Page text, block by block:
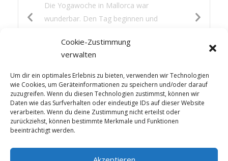
Cookie-Zustimmung
verwalten
Um dir ein optimales Erlebnis zu bieten, verwenden wir Technologien
wie Cookies, um Geräteinformationen zu speichern und/oder darauf
zuzugreifen. Wenn du diesen Technologien zustimmst, können wir
Daten wie das Surfverhalten oder eindeutige IDs auf dieser Website
verarbeiten. Wenn du deine Zustimmung nicht erteilst oder
zurückziehst, können bestimmte Merkmale und Funktionen
beeinträchtigt werden.
Die Yogawoche in Mallorca war
wunderbar. Den Tag beginnen und
Erfahrung. Es hat mir gut getan: die
Wärme, das Nichtstun, lesen, gutes Essen
und etwas Sightseeing – die Mischung war
perfekt.